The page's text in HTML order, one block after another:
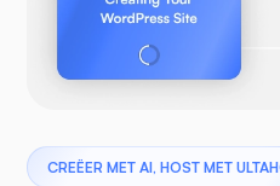
CREËER MET AI, HOST MET